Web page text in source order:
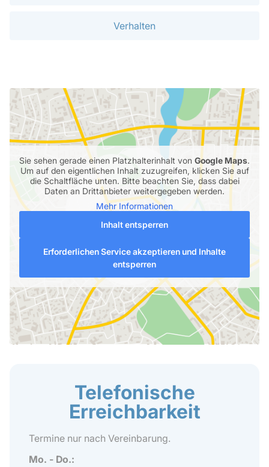
Verhalten
Sie sehen gerade einen Platzhalterinhalt von Google Maps.
Um auf den eigentlichen Inhalt zuzugreifen, klicken Sie auf
die Schaltfläche unten. Bitte beachten Sie, dass dabei
Daten an Drittanbieter weitergegeben werden.
Mehr Informationen
Inhalt entsperren
Erforderlichen Service akzeptieren und Inhalte
entsperren
Telefonische
Erreichbarkeit
Termine nur nach Vereinbarung.
Mo. - Do.: